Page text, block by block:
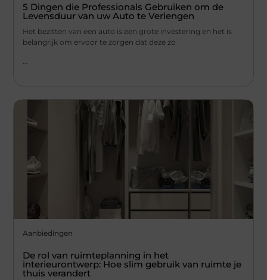
5 Dingen die Professionals Gebruiken om de
Levensduur van uw Auto te Verlengen
Het bezitten van een auto is een grote investering en het is
belangrijk om ervoor te zorgen dat deze zo
...
Aanbiedingen
De rol van ruimteplanning in het
interieurontwerp: Hoe slim gebruik van ruimte je
thuis verandert